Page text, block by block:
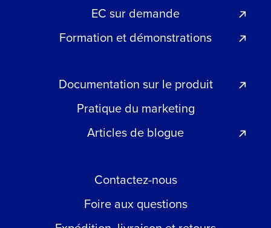
EC sur demande
Formation et démonstrations
Documentation sur le produit
Pratique du marketing
Articles de blogue
Contactez-nous
Foire aux questions